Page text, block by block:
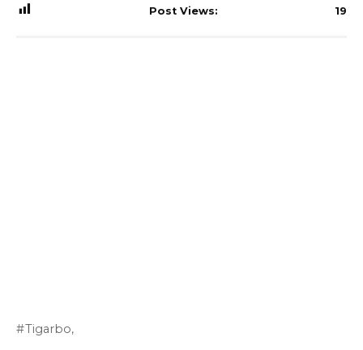
Post Views: 19
Tigarbo,